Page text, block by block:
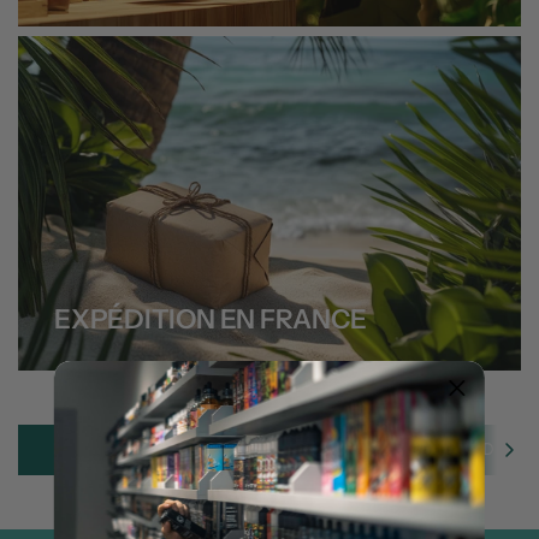
EXPÉDITION EN FRANCE
E-CIGARETTES E-LIQUIDES DIY